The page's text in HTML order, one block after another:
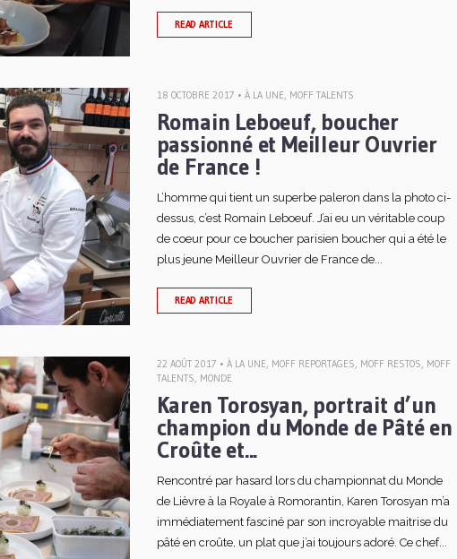
READ ARTICLE
18 OCTOBRE 2017 • À LA UNE, MOFF TALENTS
Romain Leboeuf, boucher
passionné et Meilleur Ouvrier
de France !
L’homme qui tient un superbe paleron dans la photo ci-
dessus, c’est Romain Leboeuf. J’ai eu un véritable coup
de coeur pour ce boucher parisien boucher qui a été le
plus jeune Meilleur Ouvrier de France de...
READ ARTICLE
22 AOÛT 2017 • À LA UNE, MOFF REPORTAGES, MOFF RESTOS, MOFF
TALENTS, MONDE
Karen Torosyan, portrait d’un
champion du Monde de Pâté en
Croûte et...
Rencontré par hasard lors du championnat du Monde
de Lièvre à la Royale à Romorantin, Karen Torosyan m’a
immédiatement fasciné par son incroyable maitrise du
pâté en croûte, un plat que j’ai toujours adoré. Ce chef...